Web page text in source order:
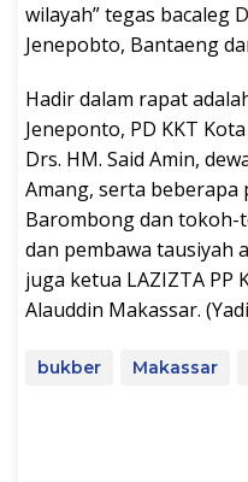
wilayah” tegas bacaleg
Jenepobto, Bantaeng
Hadir dalam rapat
Jeneponto, PD KKT
Drs. HM. Said Amin,
Amang, serta beberapa
Barombong dan
dan pembawa tausiyah
juga ketua LAZIZTA PP
Alauddin Makassar.
bukber Makassar